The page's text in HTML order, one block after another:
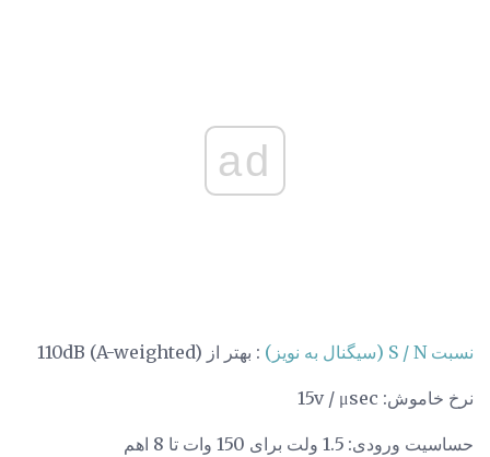
ad
نسبت S / N (سیگنال به نویز) : بهتر از 110dB (A-weighted)
نرخ خاموش: 15v / μsec
حساسیت ورودی: 1.5 ولت برای 150 وات تا 8 اهم